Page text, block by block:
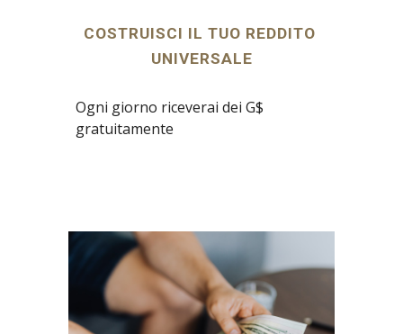
COSTRUISCI IL TUO REDDITO
UNIVERSALE
Ogni giorno riceverai dei G$
gratuitamente